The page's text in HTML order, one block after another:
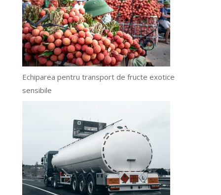
Echiparea pentru transport de fructe exotice
sensibile